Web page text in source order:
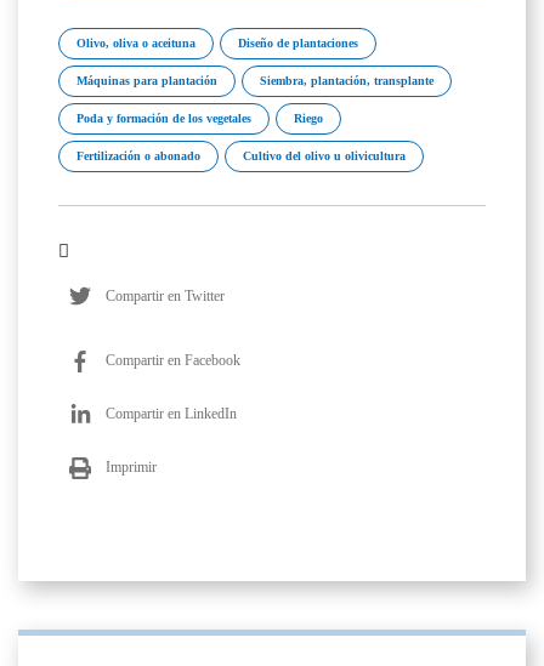
Olivo, oliva o aceituna Diseño de plantaciones
Máquinas para plantación Siembra, plantación, transplante
Poda y formación de los vegetales Riego
Fertilización o abonado Cultivo del olivo u olivicultura
Compartir en Twitter
Compartir en Facebook
Compartir en LinkedIn
Imprimir